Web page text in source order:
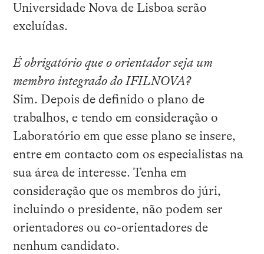
Universidade Nova de Lisboa serão
excluídas.
É obrigatório que o orientador seja um
membro integrado do IFILNOVA?
Sim. Depois de definido o plano de
trabalhos, e tendo em consideração o
Laboratório em que esse plano se insere,
entre em contacto com os especialistas na
sua área de interesse. Tenha em
consideração que os membros do júri,
incluindo o presidente, não podem ser
orientadores ou co-orientadores de
nenhum candidato.